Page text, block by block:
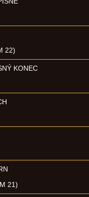
22)
KONEC
21)